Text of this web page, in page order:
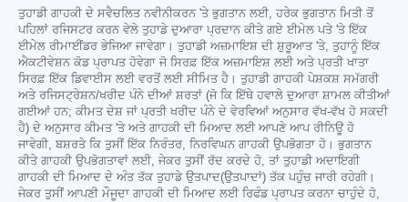
ਤੁਹਾਡੀ ਗਾਹਕੀ ਦੇ ਸਵੈਚਲਿਤ ਨਵੀਨੀਕਰਨ 'ਤੇ ਭੁਗਤਾਨ ਲਈ, ਹਰੇਕ ਭੁਗਤਾਨ ਮਿਤੀ ਤੋਂ
ਪਹਿਲਾਂ ਰਜਿਸਟਰ ਕਰਨ ਵੇਲੇ ਤੁਹਾਡੇ ਦੁਆਰਾ ਪ੍ਰਦਾਨ ਕੀਤੇ ਗਏ ਈਮੇਲ ਪਤੇ 'ਤੇ ਇੱਕ
ਈਮੇਲ ਰੀਮਾਈਂਡਰ ਭੇਜਿਆ ਜਾਵੇਗਾ। ਤੁਹਾਡੀ ਅਜ਼ਮਾਇਸ਼ ਦੀ ਸ਼ੁਰੂਆਤ 'ਤੇ, ਤੁਹਾਨੂੰ ਇੱਕ
ਐਕਟੀਵੇਸ਼ਨ ਕੋਡ ਪ੍ਰਾਪਤ ਹੋਵੇਗਾ ਜੋ ਸਿਰਫ਼ ਇੱਕ ਅਜ਼ਮਾਇਸ਼ ਲਈ ਅਤੇ ਪ੍ਰਤੀ ਖਾਤਾ
ਸਿਰਫ਼ ਇੱਕ ਡਿਵਾਈਸ ਲਈ ਵਰਤੋਂ ਲਈ ਸੀਮਿਤ ਹੈ। ਤੁਹਾਡੀ ਗਾਹਕੀ ਪੇਸ਼ਕਸ਼ ਸਮੱਗਰੀ
ਅਤੇ ਰਜਿਸਟ੍ਰੇਸ਼ਨ/ਖਰੀਦ ਪੰਨੇ ਦੀਆਂ ਸ਼ਰਤਾਂ (ਜੋ ਕਿ ਇੱਥੇ ਹਵਾਲੇ ਦੁਆਰਾ ਸ਼ਾਮਲ ਕੀਤੀਆਂ
ਗਈਆਂ ਹਨ; ਕੀਮਤ ਦੇਸ਼ ਜਾਂ ਪ੍ਰਤੀ ਖਰੀਦ ਪੰਨੇ ਦੇ ਵੇਰਵਿਆਂ ਅਨੁਸਾਰ ਵੱਖ-ਵੱਖ ਹੋ ਸਕਦੀ
ਹੈ) ਦੇ ਅਨੁਸਾਰ ਕੀਮਤ 'ਤੇ ਅਤੇ ਗਾਹਕੀ ਦੀ ਮਿਆਦ ਲਈ ਆਪਣੇ ਆਪ ਰੀਨਿਊ ਹੋ
ਜਾਵੇਗੀ, ਬਸ਼ਰਤੇ ਕਿ ਤੁਸੀਂ ਇੱਕ ਨਿਰੰਤਰ, ਨਿਰਵਿਘਨ ਗਾਹਕੀ ਉਪਭੋਗਤਾ ਹੋ। ਭੁਗਤਾਨ
ਕੀਤੇ ਗਾਹਕੀ ਉਪਭੋਗਤਾਵਾਂ ਲਈ, ਜੇਕਰ ਤੁਸੀਂ ਰੱਦ ਕਰਦੇ ਹੋ, ਤਾਂ ਤੁਹਾਡੀ ਅਦਾਇਗੀ
ਗਾਹਕੀ ਦੀ ਮਿਆਦ ਦੇ ਅੰਤ ਤੱਕ ਤੁਹਾਡੇ ਉਤਪਾਦ(ਉਤਪਾਦਾਂ) ਤੱਕ ਪਹੁੰਚ ਜਾਰੀ ਰਹੇਗੀ।
ਜੇਕਰ ਤੁਸੀਂ ਆਪਣੀ ਮੌਜੂਦਾ ਗਾਹਕੀ ਦੀ ਮਿਆਦ ਲਈ ਰਿਫੰਡ ਪ੍ਰਾਪਤ ਕਰਨਾ ਚਾਹੁੰਦੇ ਹੋ,